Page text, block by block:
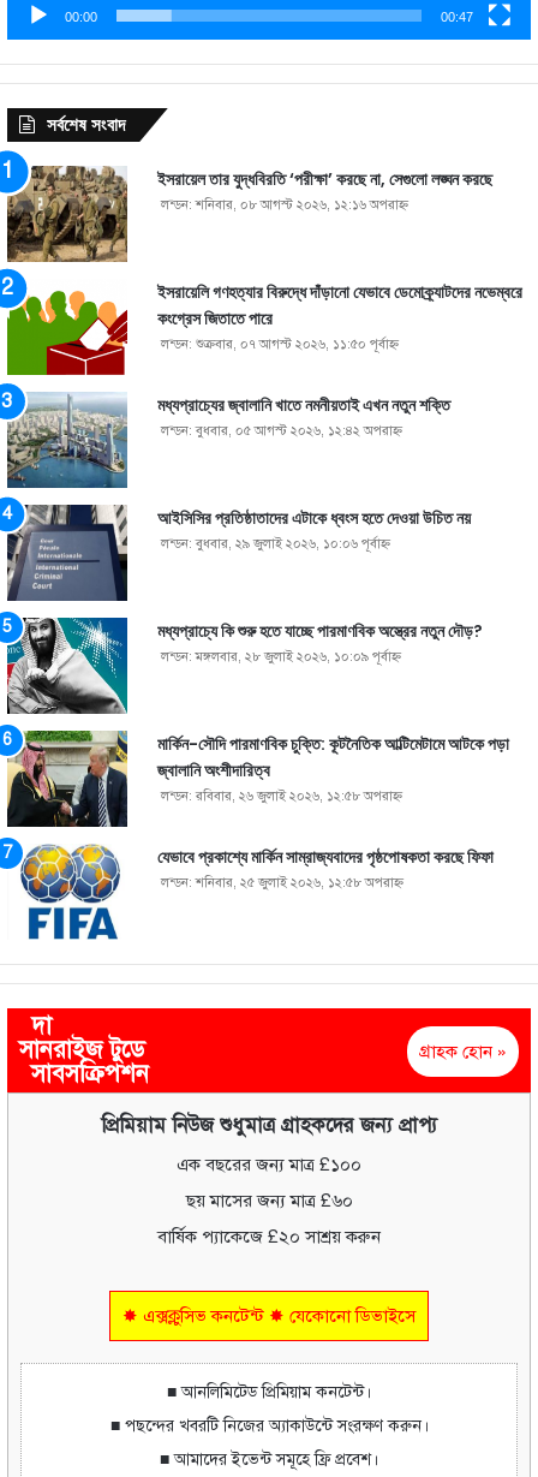
00:00 00:47
সর্বশেষ সংবাদ
ইসরায়েল তার যুদ্ধবিরতি ‘পরীক্ষা’ করছে না, সেগুলো লঙ্ঘন করছে
লন্ডন: শনিবার, ০৮ আগস্ট ২০২৬, ১২:১৬ অপরাহ্ণ
ইসরায়েলি গণহত্যার বিরুদ্ধে দাঁড়ানো যেভাবে ডেমোক্র্যাটদের নভেম্বরে
কংগ্রেস জিতাতে পারে
লন্ডন: শুক্রবার, ০৭ আগস্ট ২০২৬, ১১:৫০ পূর্বাহ্ণ
মধ্যপ্রাচ্যের জ্বালানি খাতে নমনীয়তাই এখন নতুন শক্তি
লন্ডন: বুধবার, ০৫ আগস্ট ২০২৬, ১২:৪২ অপরাহ্ণ
আইসিসির প্রতিষ্ঠাতাদের এটাকে ধ্বংস হতে দেওয়া উচিত নয়
লন্ডন: বুধবার, ২৯ জুলাই ২০২৬, ১০:০৬ পূর্বাহ্ণ
মধ্যপ্রাচ্যে কি শুরু হতে যাচ্ছে পারমাণবিক অস্ত্রের নতুন দৌড়?
লন্ডন: মঙ্গলবার, ২৮ জুলাই ২০২৬, ১০:০৯ পূর্বাহ্ণ
মার্কিন-সৌদি পারমাণবিক চুক্তি: কূটনৈতিক আল্টিমেটামে আটকে পড়া
জ্বালানি অংশীদারিত্ব
লন্ডন: রবিবার, ২৬ জুলাই ২০২৬, ১২:৫৮ অপরাহ্ণ
যেভাবে প্রকাশ্যে মার্কিন সাম্রাজ্যবাদের পৃষ্ঠপোষকতা করছে ফিফা
লন্ডন: শনিবার, ২৫ জুলাই ২০২৬, ১২:৫৮ অপরাহ্ণ
দা
সানরাইজ টুডে
সাবসক্রিপশন
গ্রাহক হোন »
প্রিমিয়াম নিউজ শুধুমাত্র গ্রাহকদের জন্য প্রাপ্য
এক বছরের জন্য মাত্র £১০০
ছয় মাসের জন্য মাত্র £৬০
বার্ষিক প্যাকেজে £২০ সাশ্রয় করুন
✸ এক্সক্লুসিভ কনটেন্ট ✸ যেকোনো ডিভাইসে
■ আনলিমিটেড প্রিমিয়াম কনটেন্ট।
■ পছন্দের খবরটি নিজের অ্যাকাউন্টে সংরক্ষণ করুন।
■ আমাদের ইভেন্ট সমূহে ফ্রি প্রবেশ।